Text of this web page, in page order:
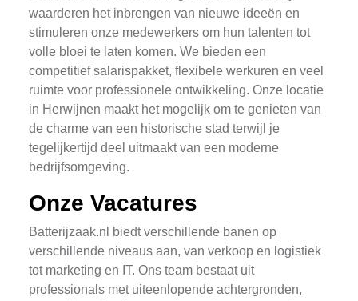
waarderen het inbrengen van nieuwe ideeën en
stimuleren onze medewerkers om hun talenten tot
volle bloei te laten komen. We bieden een
competitief salarispakket, flexibele werkuren en veel
ruimte voor professionele ontwikkeling. Onze locatie
in Herwijnen maakt het mogelijk om te genieten van
de charme van een historische stad terwijl je
tegelijkertijd deel uitmaakt van een moderne
bedrijfsomgeving.
Onze Vacatures
Batterijzaak.nl biedt verschillende banen op
verschillende niveaus aan, van verkoop en logistiek
tot marketing en IT. Ons team bestaat uit
professionals met uiteenlopende achtergronden,